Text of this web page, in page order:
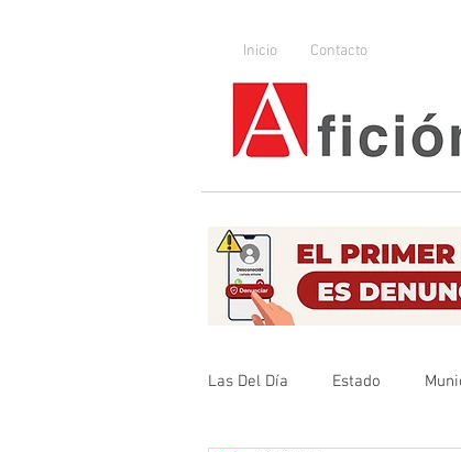
Inicio Contacto
Las Del Día Estado